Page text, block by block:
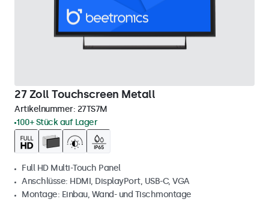
27 Zoll Touchscreen Metall
Artikelnummer: 27TS7M
100+ Stück auf Lager
Full HD Multi-Touch Panel
Anschlüsse: HDMI, DisplayPort, USB-C, VGA
Montage: Einbau, Wand- und Tischmontage